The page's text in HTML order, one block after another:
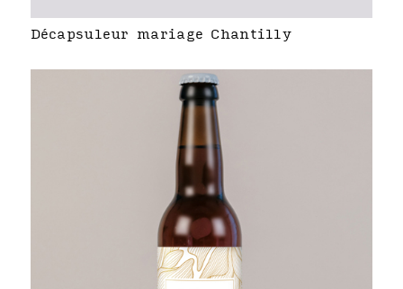
Décapsuleur mariage Chantilly